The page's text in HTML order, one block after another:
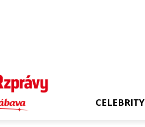
CELEBRITY